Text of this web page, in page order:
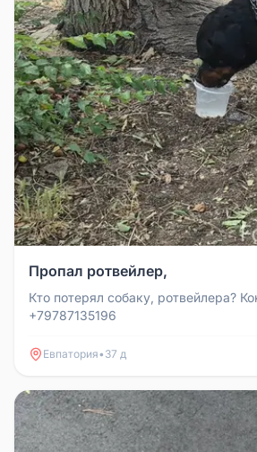
Пропал ротвейлер,
Кто потерял собаку, ротвейлера?
+79787135196
Евпатория• 37 д